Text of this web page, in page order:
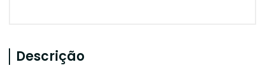
Descrição